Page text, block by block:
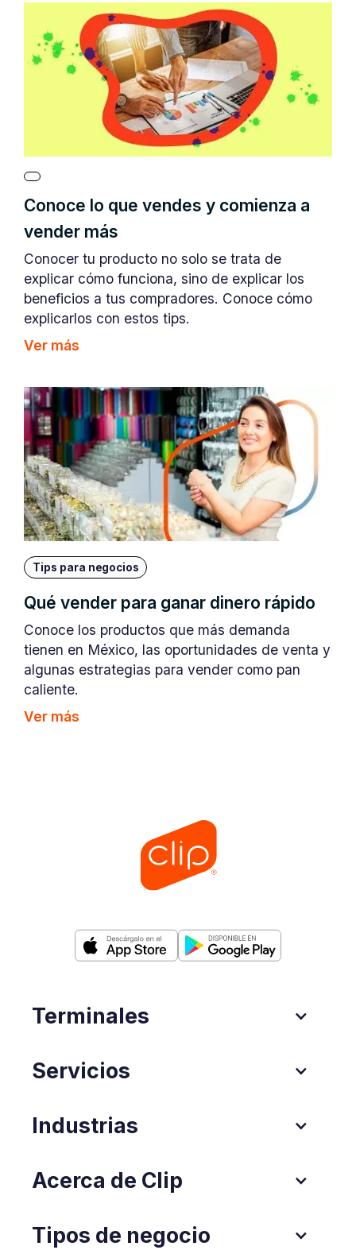
Conoce lo que vendes y comienza a
vender más
Conocer tu producto no solo se trata de
explicar cómo funciona, sino de explicar los
beneficios a tus compradores. Conoce cómo
explicarlos con estos tips.
Ver más
Tips para negocios
Qué vender para ganar dinero rápido
Conoce los productos que más demanda
tienen en México, las oportunidades de venta y
algunas estrategias para vender como pan
caliente.
Ver más
Terminales
Servicios
Industrias
Acerca de Clip
Tipos de negocio